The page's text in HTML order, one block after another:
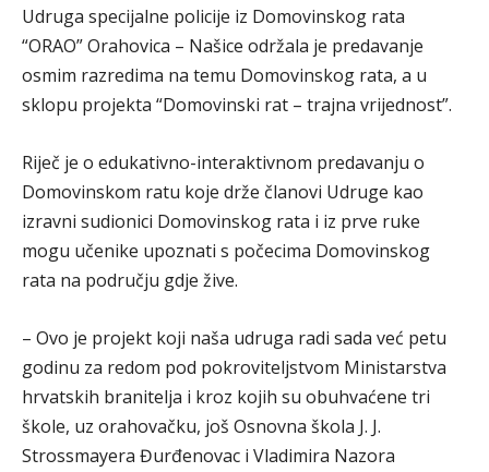
Udruga specijalne policije iz Domovinskog rata
“ORAO” Orahovica – Našice održala je predavanje
osmim razredima na temu Domovinskog rata, a u
sklopu projekta “Domovinski rat – trajna vrijednost”.
Riječ je o edukativno-interaktivnom predavanju o
Domovinskom ratu koje drže članovi Udruge kao
izravni sudionici Domovinskog rata i iz prve ruke
mogu učenike upoznati s počecima Domovinskog
rata na području gdje žive.
– Ovo je projekt koji naša udruga radi sada već petu
godinu za redom pod pokroviteljstvom Ministarstva
hrvatskih branitelja i kroz kojih su obuhvaćene tri
škole, uz orahovačku, još Osnovna škola J. J.
Strossmayera Đurđenovac i Vladimira Nazora